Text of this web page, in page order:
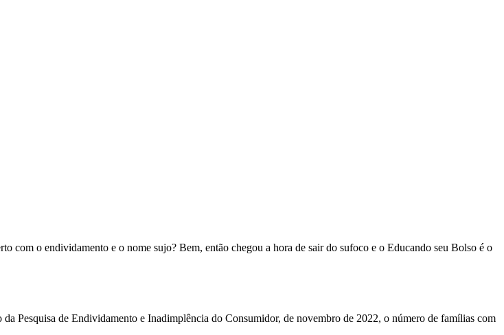
com o endividamento e o nome sujo? Bem, então chegou a hora de sair do sufoco e o Educando seu Bolso é o
Pesquisa de Endividamento e Inadimplência do Consumidor, de novembro de 2022, o número de famílias com